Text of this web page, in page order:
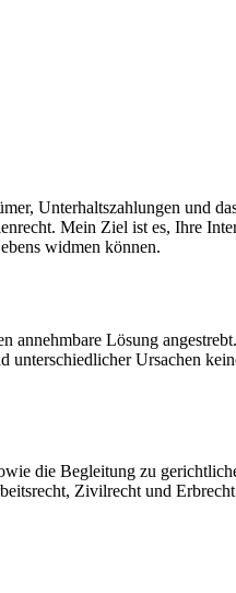
Unterhaltszahlungen und
Mein Ziel ist es, Ihre
widmen können.
annehmbare Lösung
Ursachen
die Begleitung zu
Zivilrecht und